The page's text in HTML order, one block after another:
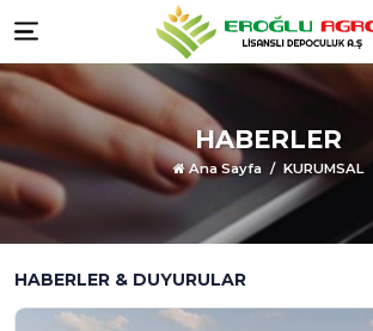
Menüyü görüntüle
HABERLER
Ana Sayfa KURUMSAL
HABERLER & DUYURULAR